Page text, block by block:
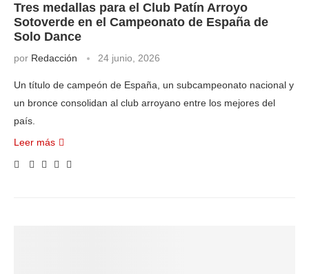
Tres medallas para el Club Patín Arroyo
Sotoverde en el Campeonato de España de
Solo Dance
por Redacción 24 junio, 2026
Un título de campeón de España, un subcampeonato nacional y
un bronce consolidan al club arroyano entre los mejores del
país.
Leer más